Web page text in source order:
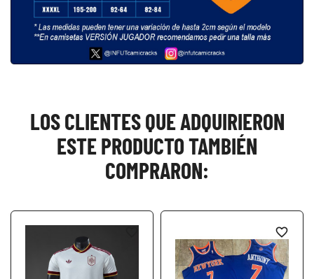
LOS CLIENTES QUE ADQUIRIERON
ESTE PRODUCTO TAMBIÉN
COMPRARON:
favorite_border